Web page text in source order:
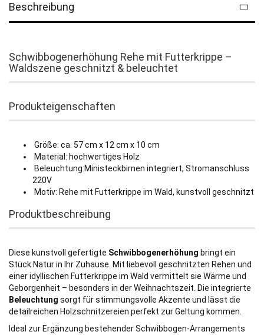
Beschreibung
Schwibbogenerhöhung Rehe mit Futterkrippe –
Waldszene geschnitzt & beleuchtet
Produkteigenschaften
Größe: ca. 57 cm x 12 cm x 10 cm
Material: hochwertiges Holz
Beleuchtung:Ministeckbirnen integriert, Stromanschluss
220V
Motiv: Rehe mit Futterkrippe im Wald, kunstvoll geschnitzt
Produktbeschreibung
Diese kunstvoll gefertigte Schwibbogenerhöhung bringt ein
Stück Natur in Ihr Zuhause. Mit liebevoll geschnitzten Rehen und
einer idyllischen Futterkrippe im Wald vermittelt sie Wärme und
Geborgenheit – besonders in der Weihnachtszeit. Die integrierte
Beleuchtung sorgt für stimmungsvolle Akzente und lässt die
detailreichen Holzschnitzereien perfekt zur Geltung kommen.
Ideal zur Ergänzung bestehender Schwibbogen-Arrangements